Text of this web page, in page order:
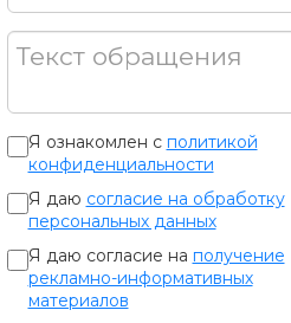
Текст обращения
Я ознакомлен с политикой
конфиденциальности
Я даю согласие на обработку
персональных данных
Я даю согласие на получение
рекламно-информативных
материалов